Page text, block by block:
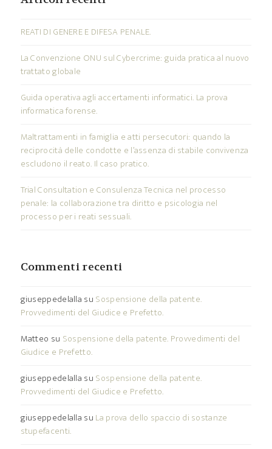
REATI DI GENERE E DIFESA PENALE.
La Convenzione ONU sul Cybercrime: guida pratica al nuovo
trattato globale
Guida operativa agli accertamenti informatici. La prova
informatica forense.
Maltrattamenti in famiglia e atti persecutori: quando la
reciprocità delle condotte e l’assenza di stabile convivenza
escludono il reato. Il caso pratico.
Trial Consultation e Consulenza Tecnica nel processo
penale: la collaborazione tra diritto e psicologia nel
processo per i reati sessuali.
Commenti recenti
giuseppedelalla su Sospensione della patente.
Provvedimenti del Giudice e Prefetto.
Matteo su Sospensione della patente. Provvedimenti del
Giudice e Prefetto.
giuseppedelalla su Sospensione della patente.
Provvedimenti del Giudice e Prefetto.
giuseppedelalla su La prova dello spaccio di sostanze
stupefacenti.